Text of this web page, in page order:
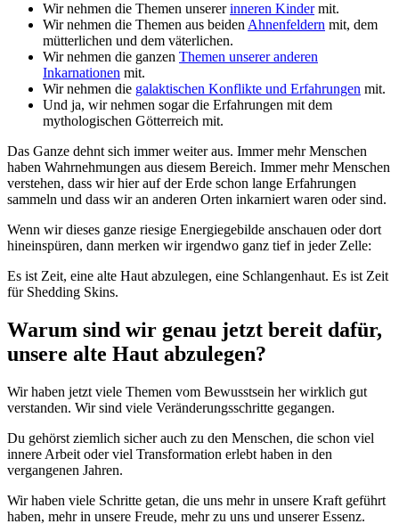
Wir nehmen die Themen unsererinneren Kindermit.
Wir nehmen die Themen aus beiden Ahnenfeldern mit, dem
mütterlichen und dem väterlichen.
Wir nehmen die ganzen Themen unserer anderen
Inkarnationen mit.
Wir nehmen die galaktischen Konflikte und Erfahrungen mit.
Und ja, wir nehmen sogar die Erfahrungen mit dem
mythologischen Götterreich mit.
Das Ganze dehnt sich immer weiter aus. Immer mehr Menschen
haben Wahrnehmungen aus diesem Bereich. Immer mehr Menschen
verstehen, dass wir hier auf der Erde schon lange Erfahrungen
sammeln und dass wir an anderen Orten inkarniert waren oder sind.
Wenn wir dieses ganze riesige Energiegebilde anschauen oder dort
hineinspüren, dann merken wir irgendwo ganz tief in jeder Zelle:
Es ist Zeit, eine alte Haut abzulegen, eine Schlangenhaut. Es ist Zeit
für Shedding Skins.
Warum sind wir genau jetzt bereit dafür,
unsere alte Haut abzulegen?
Wir haben jetzt viele Themen vom Bewusstsein her wirklich gut
verstanden. Wir sind viele Veränderungsschritte gegangen.
Du gehörst ziemlich sicher auch zu den Menschen, die schon viel
innere Arbeit oder viel Transformation erlebt haben in den
vergangenen Jahren.
Wir haben viele Schritte getan, die uns mehr in unsere Kraft geführt
haben, mehr in unsere Freude, mehr zu uns und unserer Essenz.